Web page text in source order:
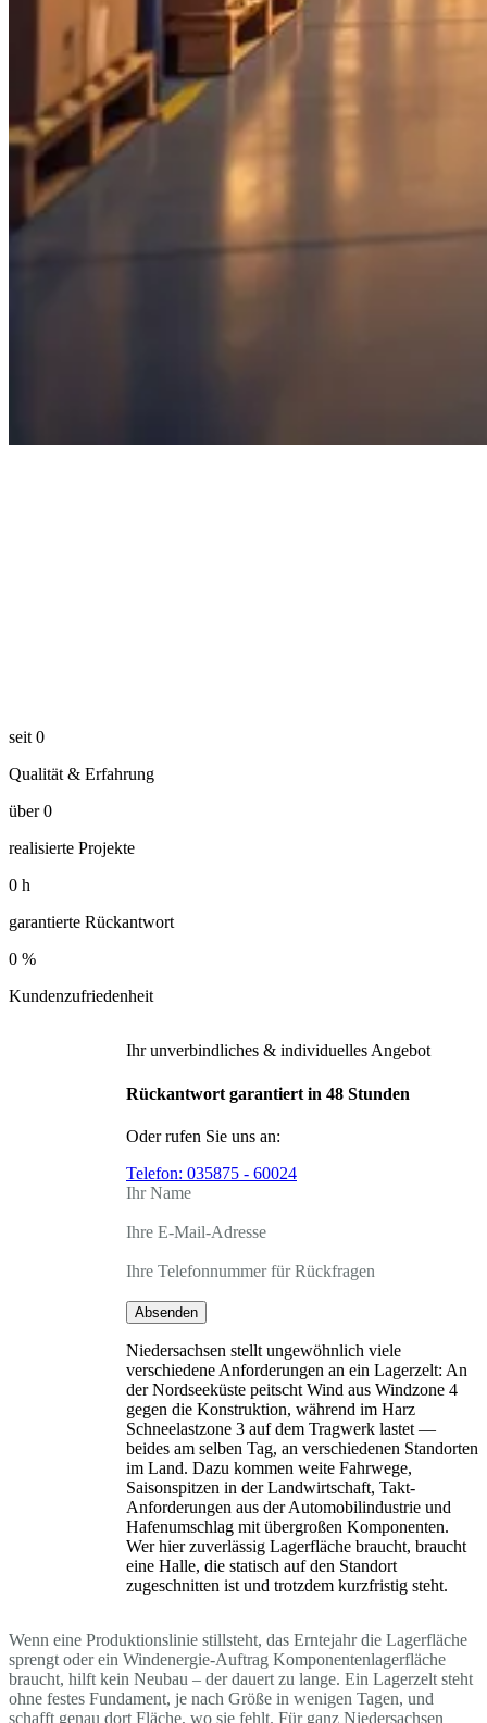
seit 0
Qualität & Erfahrung
über 0
realisierte Projekte
0 h
garantierte Rückantwort
0 %
Kundenzufriedenheit
Ihr unverbindliches & individuelles Angebot
Rückantwort garantiert in 48 Stunden
Oder rufen Sie uns an:
Telefon: 035875 - 60024
Ihr Name
Ihre E-Mail-Adresse
Ihre Telefonnummer für Rückfragen
Absenden
Niedersachsen stellt ungewöhnlich viele
verschiedene Anforderungen an ein Lagerzelt: An
der Nordseeküste peitscht Wind aus Windzone 4
gegen die Konstruktion, während im Harz
Schneelastzone 3 auf dem Tragwerk lastet —
beides am selben Tag, an verschiedenen Standorten
im Land. Dazu kommen weite Fahrwege,
Saisonspitzen in der Landwirtschaft, Takt-
Anforderungen aus der Automobilindustrie und
Hafenumschlag mit übergroßen Komponenten.
Wer hier zuverlässig Lagerfläche braucht, braucht
eine Halle, die statisch auf den Standort
zugeschnitten ist und trotzdem kurzfristig steht.
Wenn eine Produktionslinie stillsteht, das Erntejahr die Lagerfläche
sprengt oder ein Windenergie-Auftrag Komponentenlagerfläche
braucht, hilft kein Neubau – der dauert zu lange. Ein Lagerzelt steht
ohne festes Fundament, je nach Größe in wenigen Tagen, und
schafft genau dort Fläche, wo sie fehlt. Für ganz Niedersachsen